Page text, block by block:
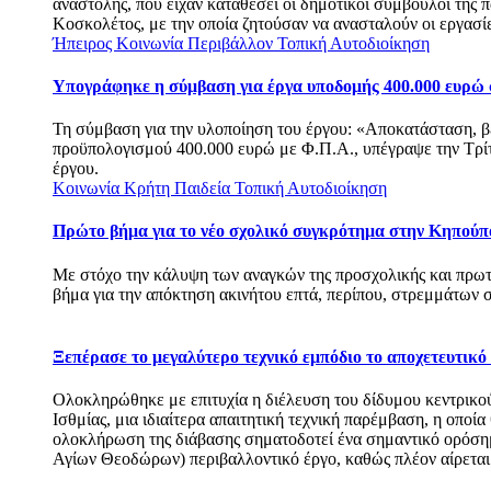
Κοσκολέτος, με την οποία ζητούσαν να ανασταλούν οι
Ήπειρος Κοινωνία Περιβάλλον Τοπική Αυτοδιοίκηση
Υπογράφηκε η σύμβαση για έργα υποδομής 400.000
Τη σύμβαση για την υλοποίηση του έργου: «Αποκατάσταση,
προϋπολογισμού 400.000 ευρώ με Φ.Π.Α., υπέγραψε την
έργου.
Κοινωνία Κρήτη Παιδεία Τοπική Αυτοδιοίκηση
Πρώτο βήμα για το νέο σχολικό συγκρότημα στην
Με στόχο την κάλυψη των αναγκών της προσχολικής και
βήμα για την απόκτηση ακινήτου επτά, περίπου,
Ξεπέρασε το μεγαλύτερο τεχνικό εμπόδιο το
Ολοκληρώθηκε με επιτυχία η διέλευση του δίδυμου
Ισθμίας, μια ιδιαίτερα απαιτητική τεχνική παρέμβαση, η
ολοκλήρωση της διάβασης σηματοδοτεί ένα σημαντικό
Αγίων Θεοδώρων) περιβαλλοντικό έργο, καθώς πλέον